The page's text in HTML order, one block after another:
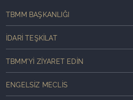
TBMM BAŞKANLIĞI
İDARI TEŞKILAT
TBMM'YI ZIYARET EDIN
ENGELSIZ MECLIS